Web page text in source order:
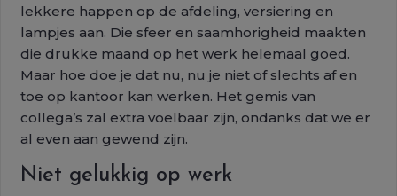
lekkere happen op de afdeling, versiering en
lampjes aan. Die sfeer en saamhorigheid maakten
die drukke maand op het werk helemaal goed.
Maar hoe doe je dat nu, nu je niet of slechts af en
toe op kantoor kan werken. Het gemis van
collega’s zal extra voelbaar zijn, ondanks dat we er
al even aan gewend zijn.
Niet gelukkig op werk